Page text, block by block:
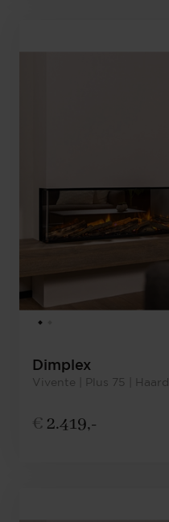
Dimplex
Vivente | Plus 75 | Haard
€ 2.419,-